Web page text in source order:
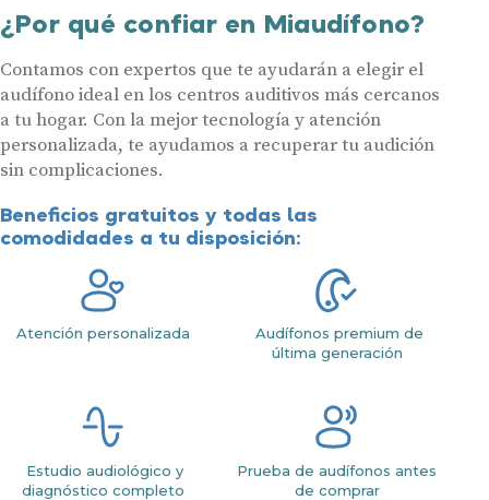
¿Por qué confiar en Miaudífono?
Contamos con expertos que te ayudarán a elegir el
audífono ideal en los centros auditivos más cercanos
a tu hogar. Con la mejor tecnología y atención
personalizada, te ayudamos a recuperar tu audición
sin complicaciones.
Beneficios gratuitos y todas las
comodidades a tu disposición:
Atención personalizada
Audífonos premium de
última generación
Estudio audiológico y
diagnóstico completo
Prueba de audífonos antes
de comprar